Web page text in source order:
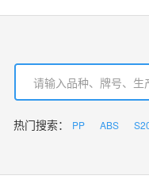
热门搜索： PP ABS